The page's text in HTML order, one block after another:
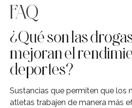
FAQ
¿Qué son las
mejoran el
deportes?
Sustancias que permiten que los
atletas trabajen de manera más